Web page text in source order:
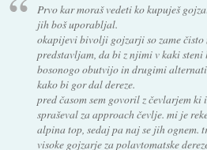
Prvo kar moraš vedeti ko kupuješ
jih boš uporabljal.
okapijevi bivolji gojzarji so zame čisto
predstavljam, da bi z njimi v kaki steni
bosonogo obutvijo in drugimi
kako bi gor dal dereze.
pred časom sem govoril z čevlarjem ki
spraševal za approach čevlje. mi je
alpina top, sedaj pa naj se jih ognem.
visoke gojzarje za polavtomatske